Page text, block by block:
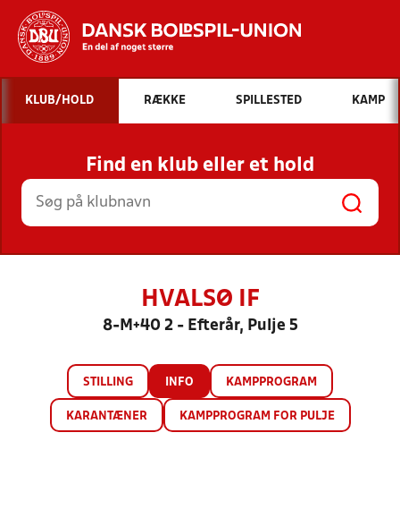
Hvad vil du søge efter?
INDHOLD OG NYHEDER
STILLINGER, RESULTATER, KLUBBER OG
HOLD
KLUB/HOLD RÆKKE SPILLESTED KAMP
Find en klub eller et hold
HVALSØ IF
8-M+40 2 - Efterår, Pulje 5
STILLING INFO KAMPPROGRAM
KARANTÆNER KAMPPROGRAM FOR PULJE